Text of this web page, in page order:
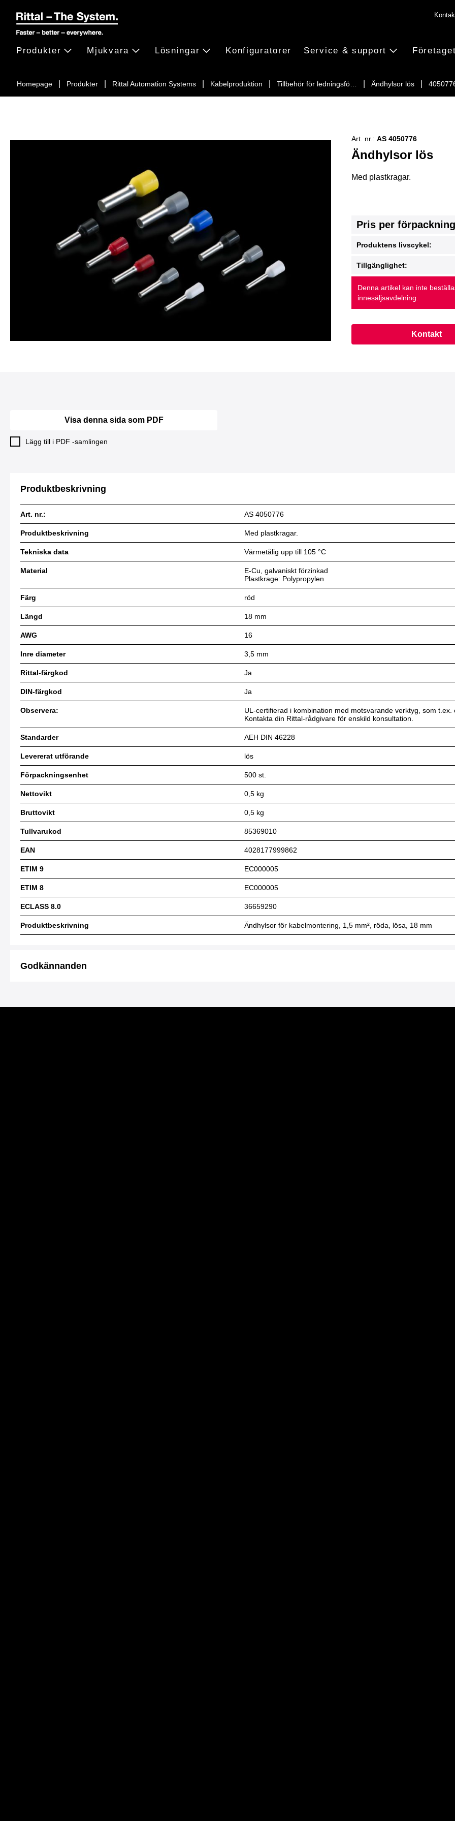
Homepage Produkter Rittal Automation Systems Kabelproduktion Tillbehör för ledningsfö… Ändhylsor lös
Produkter Mjukvara Lösningar Konfiguratorer Service & support Företaget
Ändhylsor lös
Art. nr.: AS 4050776
Med plastkragar.
Pris per förpackning
Produktens livscykel:
Tillgänglighet:
Denna artikel kan inte
innesäljsavdelning.
Kontakt
Visa denna sida som PDF
Lägg till i PDF -samlingen
Produktbeskrivning
Art. nr.: AS 4050776
Produktbeskrivning Med plastkragar.
Tekniska data Värmetålig upp till 105 °C
Material
E-Cu, galvaniskt förzinkad
Plastkrage: Polypropylen
Färg röd
Längd 18 mm
AWG 16
Inre diameter 3,5 mm
Rittal-färgkod Ja
DIN-färgkod Ja
Observera:
UL-certifierad i kombination med motsvarande verktyg, som t.ex.
Kontakta din Rittal-rådgivare för enskild konsultation.
Standarder AEH DIN 46228
Levererat utförande lös
Förpackningsenhet 500 st.
Nettovikt 0,5 kg
Bruttovikt 0,5 kg
Tullvarukod 85369010
EAN 4028177999862
ETIM 9 EC000005
ETIM 8 EC000005
ECLASS 8.0 36659290
Produktbeskrivning Ändhylsor för kabelmontering, 1,5 mm², röda, lösa, 18 mm
Godkännanden